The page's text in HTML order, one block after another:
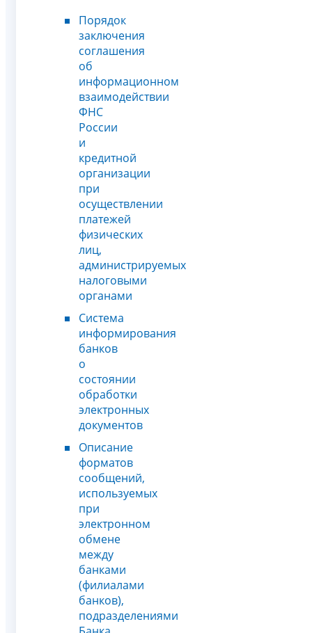
Порядок
заключения
соглашения
об
информационном
взаимодействии
ФНС
России
и
кредитной
организации
при
осуществлении
платежей
физических
лиц,
администрируемых
налоговыми
органами
Система
информирования
банков
о
состоянии
обработки
электронных
документов
Описание
форматов
сообщений,
используемых
при
электронном
обмене
между
банками
(филиалами
банков),
подразделениями